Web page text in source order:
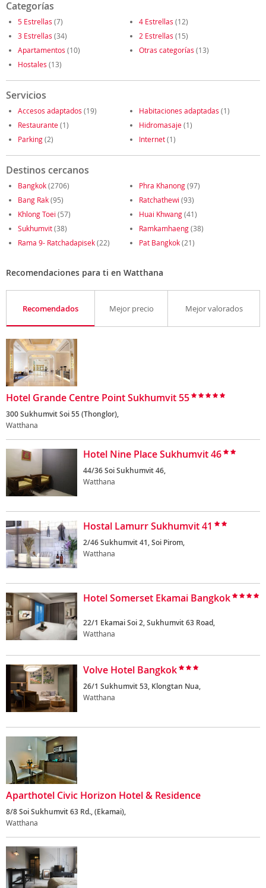
Categorías
5 Estrellas (7) 4 Estrellas (12)
3 Estrellas (34) 2 Estrellas (15)
Apartamentos (10) Otras categorías (13)
Hostales (13)
Servicios
Accesos adaptados (19) Habitaciones adaptadas (1)
Restaurante(1) Hidromasaje(1)
Parking(2) Internet(1)
Destinos cercanos
Bangkok(2706) Phra Khanong(97)
Bang Rak(95) Ratchathewi (93)
Khlong Toei (57) Huai Khwang(41)
Sukhumvit(38) Ramkamhaeng(38)
Rama 9- Ratchadapisek(22) Pat Bangkok(21)
Recomendaciones para ti en Watthana
Recomendados Mejor precio Mejor valorados
Hotel Grande Centre Point Sukhumvit 55
300 Sukhumvit Soi 55 (Thonglor),
Watthana
Hotel Nine Place Sukhumvit 46
44/36 Soi Sukhumvit 46,
Watthana
Hostal Lamurr Sukhumvit 41
2/46 Sukhumvit 41, Soi Pirom,
Watthana
Hotel Somerset Ekamai Bangkok
22/1 Ekamai Soi 2, Sukhumvit 63 Road,
Watthana
Volve Hotel Bangkok
26/1 Sukhumvit 53, Klongtan Nua,
Watthana
Aparthotel Civic Horizon Hotel & Residence
8/8 Soi Sukhumvit 63 Rd., (Ekamai),
Watthana